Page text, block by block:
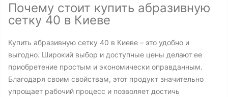
Почему стоит купить абразивную
сетку 40 в Киеве
Купить абразивную сетку 40 в Киеве – это удобно и
выгодно. Широкий выбор и доступные цены делают ее
приобретение простым и экономически оправданным.
Благодаря своим свойствам, этот продукт значительно
упрощает рабочий процесс и позволяет достичь